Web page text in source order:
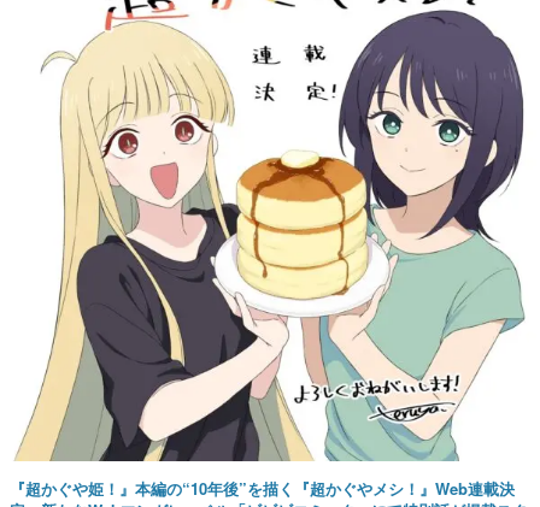
『超かぐや姫！』本編の“10年後”を描く『超かぐやメシ！』Web連載決